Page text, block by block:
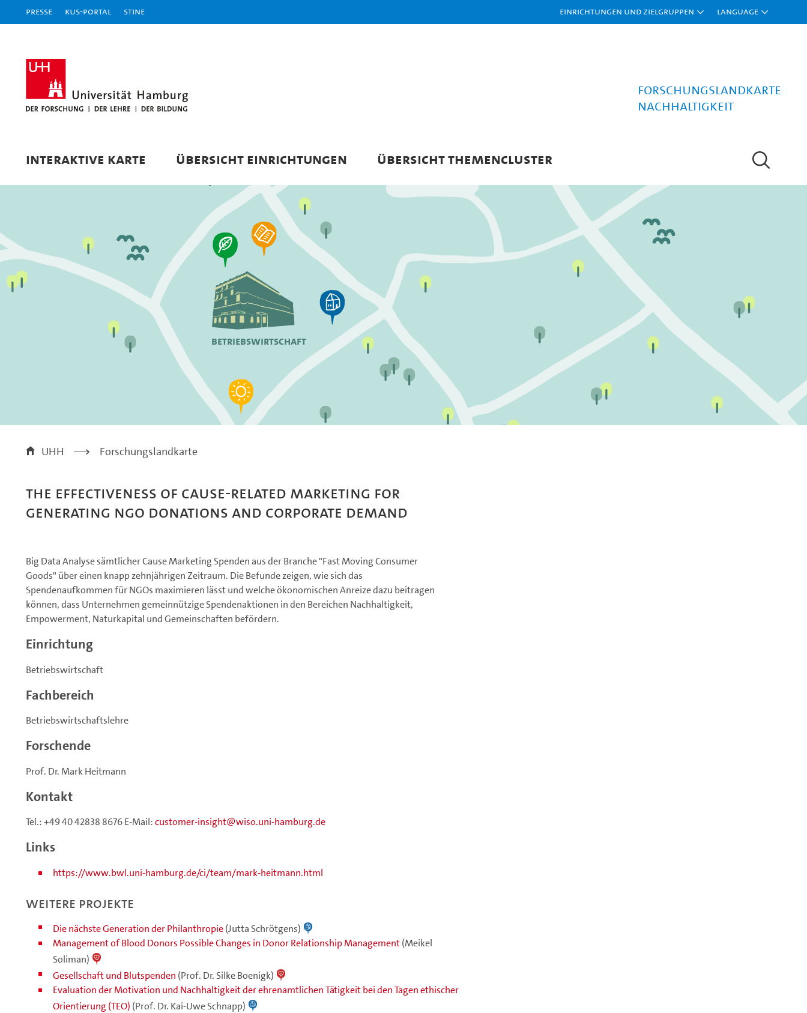
Presse KUS-Portal STiNE Einrichtungen und Zielgruppen Language
Forschungslandkarte
Nachhaltigkeit
INTERAKTIVE KARTE ÜBERSICHT EINRICHTUNGEN ÜBERSICHT THEMENCLUSTER
Betriebswirtschaft
UHH > Forschungslandkarte
The Effectiveness of Cause-Related Marketing for
Generating NGO Donations and Corporate Demand
Big Data Analyse sämtlicher Cause Marketing Spenden aus der Branche "Fast Moving Consumer
Goods" über einen knapp zehnjährigen Zeitraum. Die Befunde zeigen, wie sich das
Spendenaufkommen für NGOs maximieren lässt und welche ökonomischen Anreize dazu beitragen
können, dass Unternehmen gemeinnützige Spendenaktionen in den Bereichen Nachhaltigkeit,
Empowerment, Naturkapital und Gemeinschaften befördern.
Einrichtung
Betriebswirtschaft
Fachbereich
Betriebswirtschaftslehre
Forschende
Prof. Dr. Mark Heitmann
Kontakt
Tel.: +49 40 42838 8676 E-Mail:customer-insight wiso.uni-hamburg.de
Links
https://www.bwl.uni-hamburg.de/ci/team/mark-heitmann.html
Weitere Projekte
Die nächste Generation der Philanthropie(Jutta Schrötgens)
Management of Blood Donors Possible Changes in Donor Relationship Management(Meikel
Soliman)
Gesellschaft und Blutspenden (Prof. Dr. Silke Boenigk)
Evaluation der Motivation und Nachhaltigkeit der ehrenamtlichen Tätigkeit bei den Tagen ethischer
Orientierung (TEO) (Prof. Dr. Kai-Uwe Schnapp)